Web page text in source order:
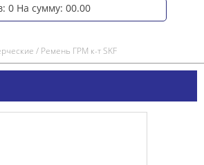
0 На сумму: 00.00
/ Ремень ГРМ к-т SKF